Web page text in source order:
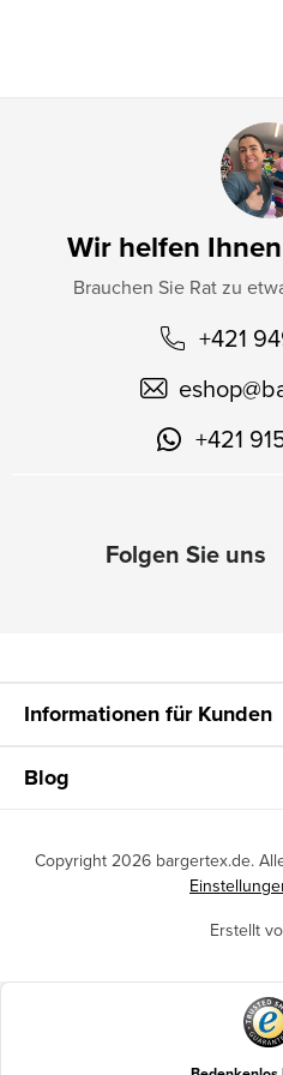
Wir helfen
Brauchen Sie Rat zu
+421
eshop@
+421
Informationen für Kunden
Blog
Erstellt
Copyright 2026 bargertex.de.